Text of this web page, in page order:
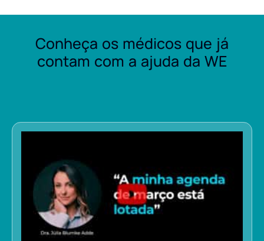
Conheça os médicos que já
contam com a ajuda da WE